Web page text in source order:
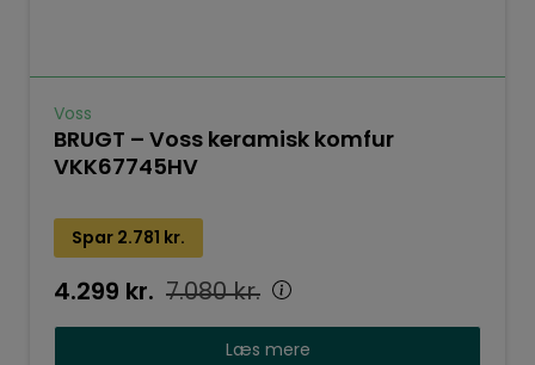
Voss
BRUGT – Voss keramisk komfur
VKK67745HV
Spar 2.781 kr.
7.080kr.
4.299 kr.
Læs mere